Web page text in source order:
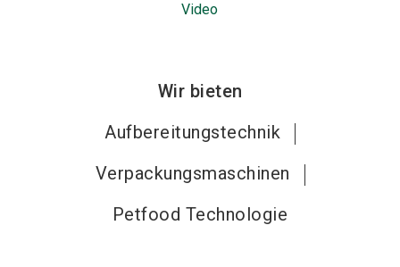
Video
Wir bieten
Aufbereitungstechnik
Verpackungsmaschinen
Petfood Technologie